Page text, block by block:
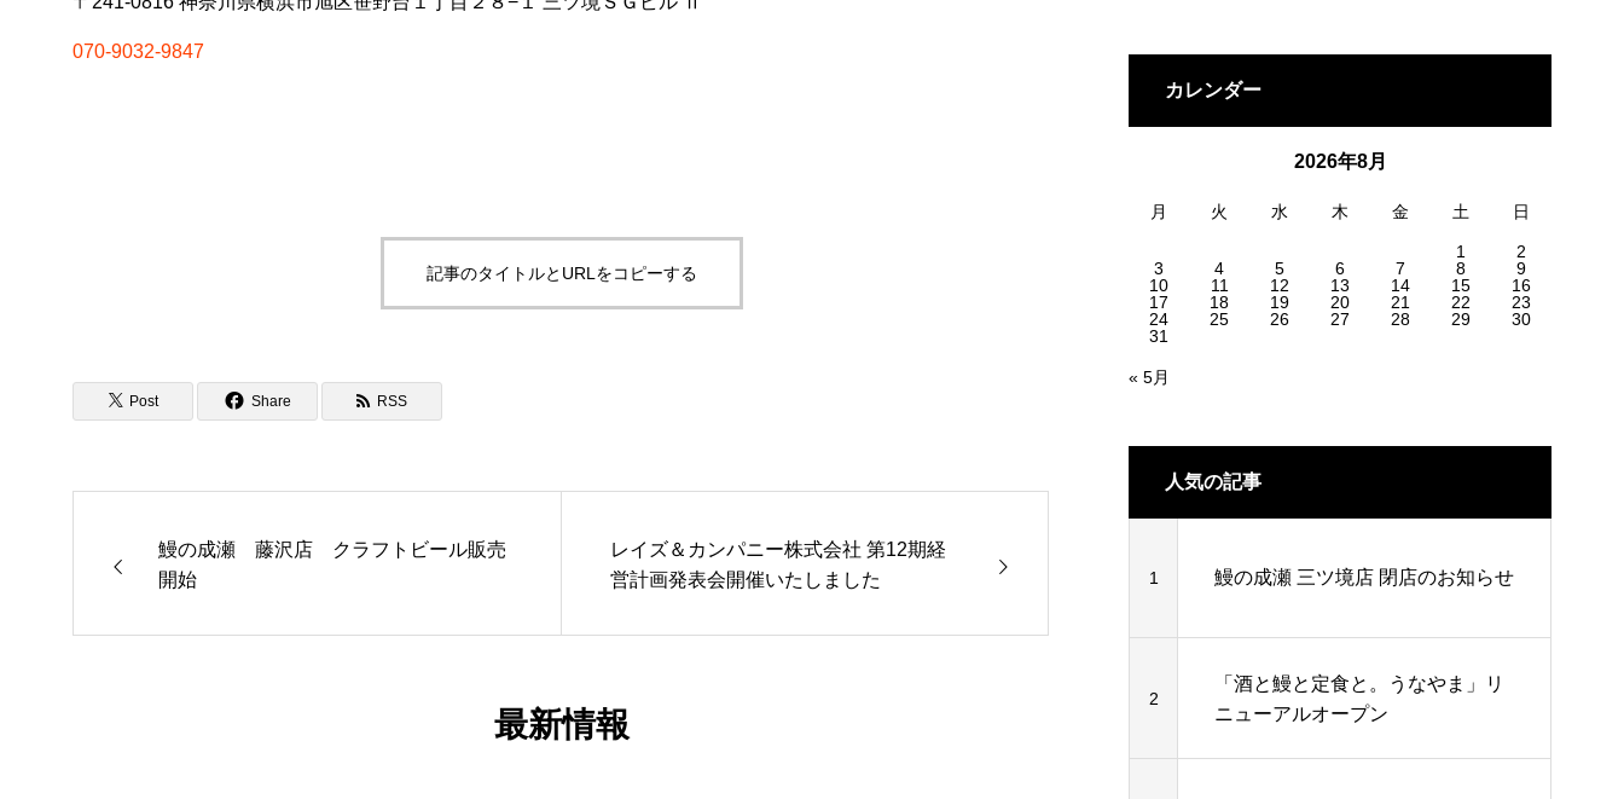
070-9032-9847
記事のタイトルとURLをコピーする
Post Share RSS
鰻の成瀬 藤沢店 クラフトビール販売
開始
レイズ＆カンパニー株式会社 第12期経
営計画発表会開催いたしました
最新情報
カレンダー
2026年8月
月 火 水 木 金 土 日
1
2
3
4 5 6 7 8
9
10
11 12 13 14 15
16
17
18 19 20 21 22
23
24
25 26 27 28 29
30
31
« 5月
人気の記事
1 鰻の成瀬 三ツ境店 閉店のお知らせ
2
「酒と鰻と定食と。うなやま」リ
ニューアルオープン